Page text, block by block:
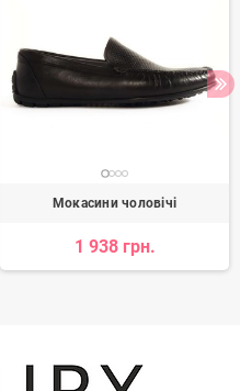
Мокасини чоловічі
1 938 грн.